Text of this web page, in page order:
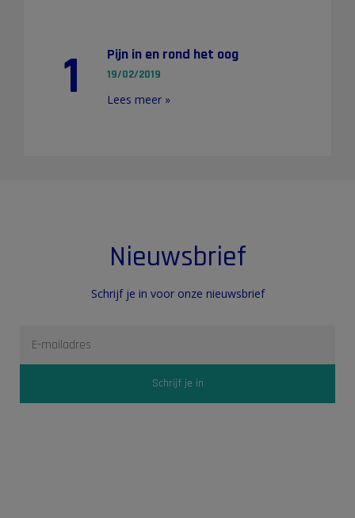
1 Pijn in en rond het oog
19/02/2019
Lees meer »
Nieuwsbrief
Schrijf je in voor onze nieuwsbrief